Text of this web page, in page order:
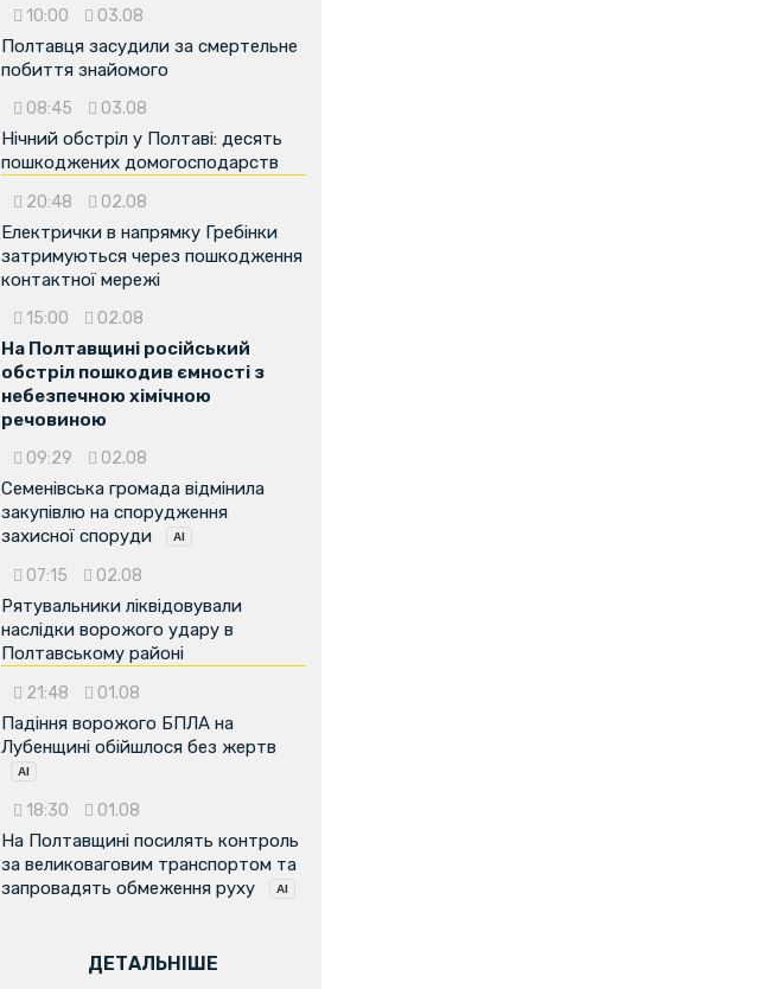
10:00 03.08
Полтавця засудили за смертельне
побиття знайомого
08:45 03.08
Нічний обстріл у Полтаві: десять
пошкоджених домогосподарств
20:48 02.08
Електрички в напрямку Гребінки
затримуються через пошкодження
контактної мережі
15:00 02.08
На Полтавщині російський
обстріл пошкодив ємності з
небезпечною хімічною
речовиною
09:29 02.08
Семенівська громада відмінила
закупівлю на спорудження
захисної споруди
07:15 02.08
Рятувальники ліквідовували
наслідки ворожого удару в
Полтавському районі
21:48 01.08
Падіння ворожого БПЛА на
Лубенщині обійшлося без жертв
18:30 01.08
На Полтавщині посилять контроль
за великоваговим транспортом та
запровадять обмеження руху
ДЕТАЛЬНІШЕ